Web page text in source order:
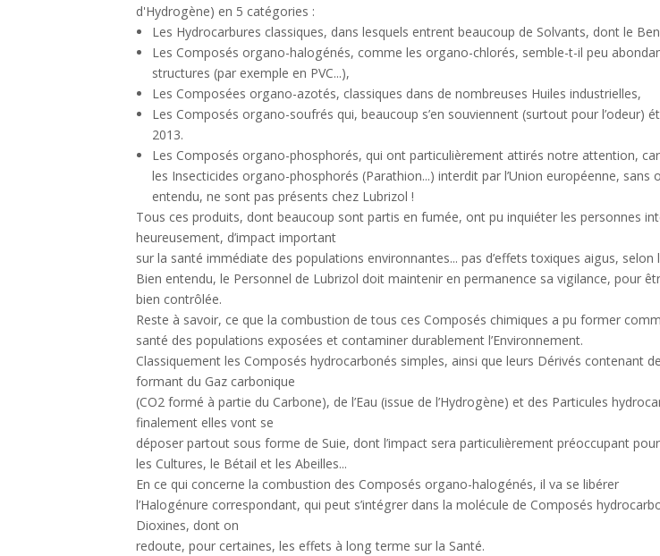
d'Hydrogène) en 5 catégories :
Les Hydrocarbures classiques, dans lesquels entrent beaucoup de Solvants, dont le
Les Composés organo-halogénés, comme les organo-chlorés, semble-t-il peu
structures (par exemple en PVC...),
Les Composées organo-azotés, classiques dans de nombreuses Huiles industrielles,
Les Composés organo-soufrés qui, beaucoup s’en souviennent (surtout pour l’odeur)
2013.
Les Composés organo-phosphorés, qui ont particulièrement attirés notre attention,
les Insecticides organo-phosphorés (Parathion...) interdit par l’Union européenne,
entendu, ne sont pas présents chez Lubrizol !
Tous ces produits, dont beaucoup sont partis en fumée, ont pu inquiéter les personnes
heureusement, d’impact important
sur la santé immédiate des populations environnantes... pas d’effets toxiques aigus, selon
Bien entendu, le Personnel de Lubrizol doit maintenir en permanence sa vigilance, pour
bien contrôlée.
Reste à savoir, ce que la combustion de tous ces Composés chimiques a pu former
santé des populations exposées et contaminer durablement l’Environnement.
Classiquement les Composés hydrocarbonés simples, ainsi que leurs Dérivés contenant
formant du Gaz carbonique
(CO2 formé à partie du Carbone), de l’Eau (issue de l’Hydrogène) et des Particules
finalement elles vont se
déposer partout sous forme de Suie, dont l’impact sera particulièrement préoccupant pour
les Cultures, le Bétail et les Abeilles...
En ce qui concerne la combustion des Composés organo-halogénés, il va se libérer
l’Halogénure correspondant, qui peut s’intégrer dans la molécule de Composés
Dioxines, dont on
redoute, pour certaines, les effets à long terme sur la Santé.